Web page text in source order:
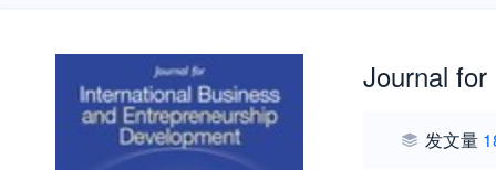
Journal
发文量